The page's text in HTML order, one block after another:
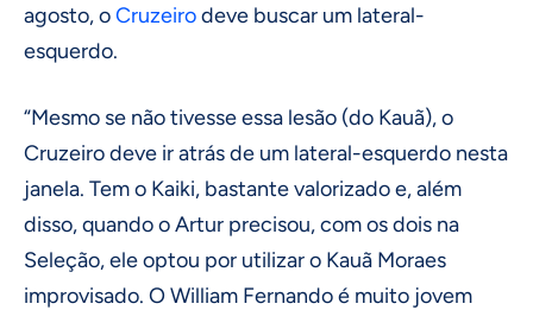
agosto, oCruzeirodeve buscar um lateral-
esquerdo.
“Mesmo se não tivesse essa lesão (do Kauã), o
Cruzeiro deve ir atrás de um lateral-esquerdo nesta
janela. Tem o Kaiki, bastante valorizado e, além
disso, quando o Artur precisou, com os dois na
Seleção, ele optou por utilizar o Kauã Moraes
improvisado. O William Fernando é muito jovem